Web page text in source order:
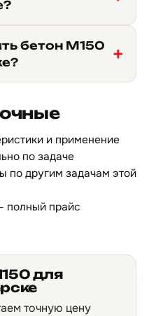
бетон М150
и применение
по задаче
по другим задачам этой
полный прайс
для
точную цену